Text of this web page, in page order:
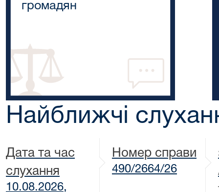
громадян
Найближчі
Дата та час
слухання
10.08.2026,
Номер справи
490/2664/26